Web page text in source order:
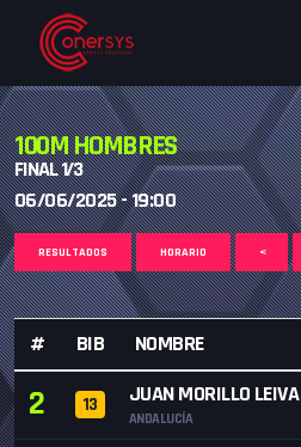
100M HOMBRES
FINAL 1/3
06/06/2025 - 19:00
RESULTADOS HORARIO <
# BIB NOMBRE
2 13 JUAN MORILLO LEIVA
ANDALUCÍA